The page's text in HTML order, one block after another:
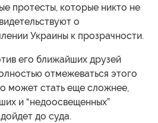
протесты, которые никто не
о
Украины к прозрачности.
его ближайших друзей
отмежеваться этого
может стать еще сложнее,
и “недоосвещенных”
до суда.